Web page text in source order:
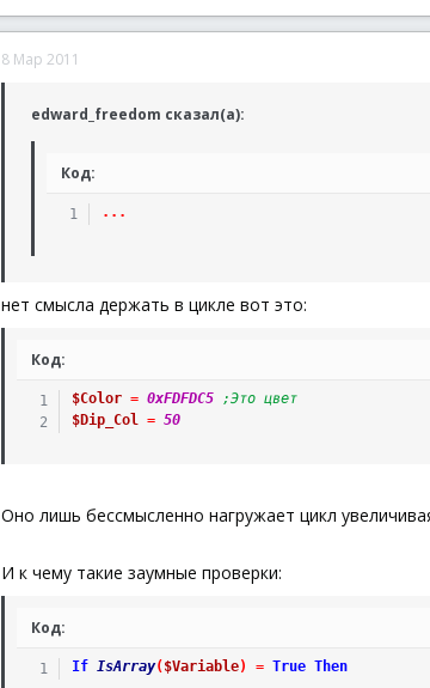
8 Мар 2011
edward_freedom сказал(а):
Код:
. . .
нет смысла держать в цикле вот это:
Код:
$Color = 0xFDFDC5
;Это цвет
$Dip_Col = 50
Оно лишь бессмысленно нагружает цикл
И к чему такие заумные проверки:
Код:
If IsArray( $Variable) = True Then